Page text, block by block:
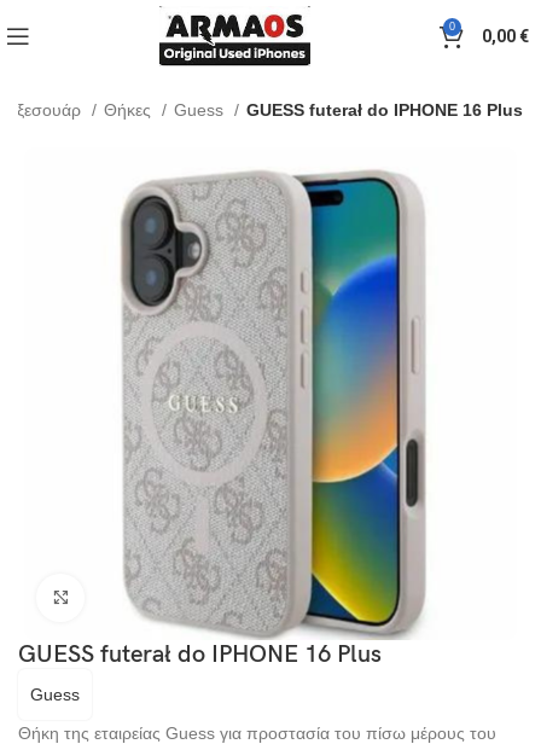
0 0,00€
Αξεσουάρ Θήκες Guess GUESS futerał do IPHONE 16 Plus
Click to enlarge
GUESS futerał do IPHONE 16 Plus
Guess
Θήκη της εταιρείας Guess για προστασία του πίσω μέρους του